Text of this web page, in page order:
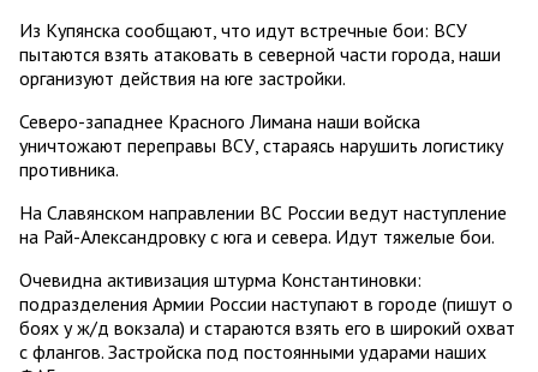
Из Купянска сообщают, что идут встречные бои: ВСУ
пытаются взять атаковать в северной части города, наши
организуют действия на юге застройки.
Северо-западнее Красного Лимана наши войска
уничтожают переправы ВСУ, стараясь нарушить логистику
противника.
На Славянском направлении ВС России ведут наступление
на Рай-Александровку с юга и севера. Идут тяжелые бои.
Очевидна активизация штурма Константиновки:
подразделения Армии России наступают в городе (пишут о
боях у ж/д вокзала) и стараются взять его в широкий охват
с флангов. Застройска под постоянными ударами наших